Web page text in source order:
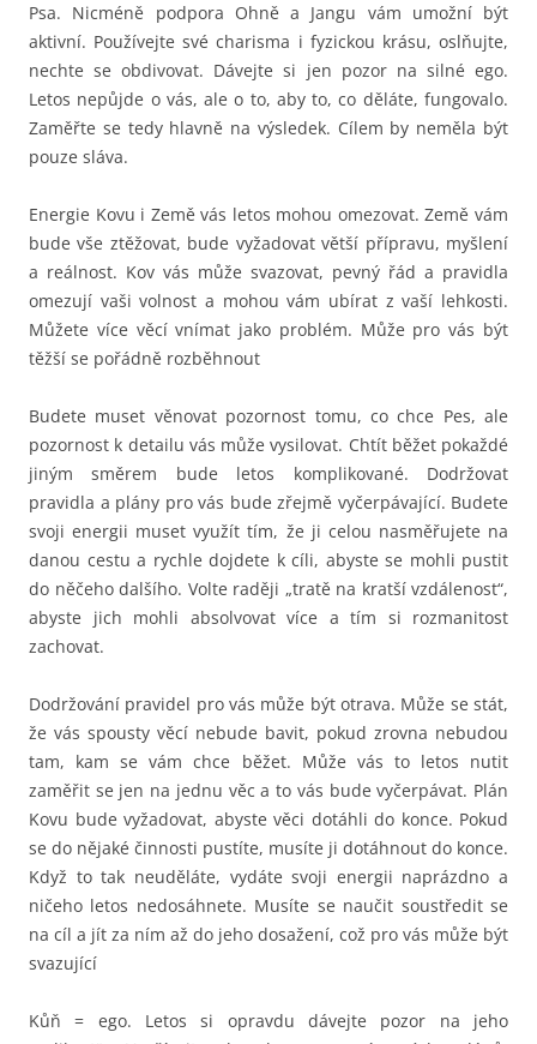
Psa. Nicméně podpora Ohně a Jangu vám umožní být
aktivní. Používejte své charisma i fyzickou krásu, oslňujte,
nechte se obdivovat. Dávejte si jen pozor na silné ego.
Letos nepůjde o vás, ale o to, aby to, co děláte, fungovalo.
Zaměřte se tedy hlavně na výsledek. Cílem by neměla být
pouze sláva.
Energie Kovu i Země vás letos mohou omezovat. Země vám
bude vše ztěžovat, bude vyžadovat větší přípravu, myšlení
a reálnost. Kov vás může svazovat, pevný řád a pravidla
omezují vaši volnost a mohou vám ubírat z vaší lehkosti.
Můžete více věcí vnímat jako problém. Může pro vás být
těžší se pořádně rozběhnout
Budete muset věnovat pozornost tomu, co chce Pes, ale
pozornost k detailu vás může vysilovat. Chtít běžet pokaždé
jiným směrem bude letos komplikované. Dodržovat
pravidla a plány pro vás bude zřejmě vyčerpávající. Budete
svoji energii muset využít tím, že ji celou nasměřujete na
danou cestu a rychle dojdete k cíli, abyste se mohli pustit
do něčeho dalšího. Volte raději „tratě na kratší vzdálenost“,
abyste jich mohli absolvovat více a tím si rozmanitost
zachovat.
Dodržování pravidel pro vás může být otrava. Může se stát,
že vás spousty věcí nebude bavit, pokud zrovna nebudou
tam, kam se vám chce běžet. Může vás to letos nutit
zaměřit se jen na jednu věc a to vás bude vyčerpávat. Plán
Kovu bude vyžadovat, abyste věci dotáhli do konce. Pokud
se do nějaké činnosti pustíte, musíte ji dotáhnout do konce.
Když to tak neuděláte, vydáte svoji energii naprázdno a
ničeho letos nedosáhnete. Musíte se naučit soustředit se
na cíl a jít za ním až do jeho dosažení, což pro vás může být
svazující
Kůň = ego. Letos si opravdu dávejte pozor na jeho